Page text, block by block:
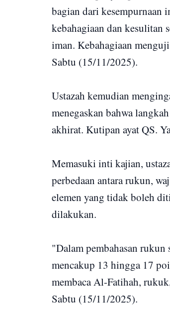
bagian dari kesempurnaan
kebahagiaan dan kesulitan
iman. Kebahagiaan
Sabtu (15/11/2025).
Ustazah kemudian
menegaskan bahwa
akhirat. Kutipan ayat QS.
Memasuki inti kajian,
perbedaan antara rukun,
elemen yang tidak boleh
dilakukan.
"Dalam pembahasan rukun
mencakup 13 hingga 17
membaca Al-Fatihah,
Sabtu (15/11/2025).